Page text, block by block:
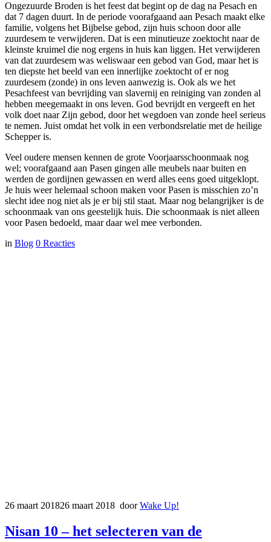
Ongezuurde Broden is het feest dat begint op de dag na Pesach en
dat 7 dagen duurt. In de periode voorafgaand aan Pesach maakt elke
familie, volgens het Bijbelse gebod, zijn huis schoon door alle
zuurdesem te verwijderen. Dat is een minutieuze zoektocht naar de
kleinste kruimel die nog ergens in huis kan liggen. Het verwijderen
van dat zuurdesem was weliswaar een gebod van God, maar het is
ten diepste het beeld van een innerlijke zoektocht of er nog
zuurdesem (zonde) in ons leven aanwezig is. Ook als we het
Pesachfeest van bevrijding van slavernij en reiniging van zonden al
hebben meegemaakt in ons leven. God bevrijdt en vergeeft en het
volk doet naar Zijn gebod, door het wegdoen van zonde heel serieus
te nemen. Juist omdat het volk in een verbondsrelatie met de heilige
Schepper is.
Veel oudere mensen kennen de grote Voorjaarsschoonmaak nog
wel; voorafgaand aan Pasen gingen alle meubels naar buiten en
werden de gordijnen gewassen en werd alles eens goed uitgeklopt.
Je huis weer helemaal schoon maken voor Pasen is misschien zo’n
slecht idee nog niet als je er bij stil staat. Maar nog belangrijker is de
schoonmaak van ons geestelijk huis. Die schoonmaak is niet alleen
voor Pasen bedoeld, maar daar wel mee verbonden.
in Blog 0 Reacties
26 maart 201826 maart 2018 doorWake Up!
Nisan 10 – het selecteren van de